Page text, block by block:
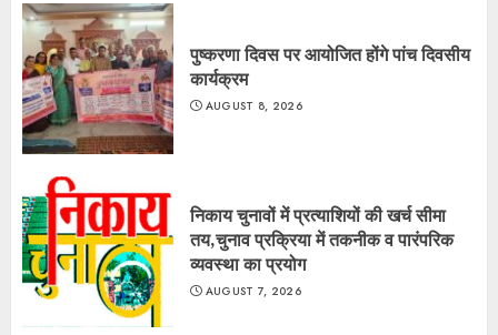
पुष्करणा दिवस पर आयोजित होंगे पांच दिवसीय
कार्यक्रम
AUGUST 8, 2026
निकाय चुनावों में प्रत्याशियों की खर्च सीमा
तय,चुनाव प्रक्रिया में तकनीक व पारंपरिक
व्यवस्था का प्रयोग
AUGUST 7, 2026